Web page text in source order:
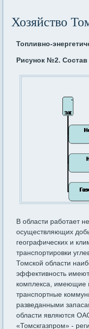
Хозяйство
Топливно-
Рисунок №2.
В области работает
осуществляющих
географических и
транспортировки
Томской области
эффективность
комплекса, имеющие
транспортные
разведанными
области являются
«Томскгазпром» -